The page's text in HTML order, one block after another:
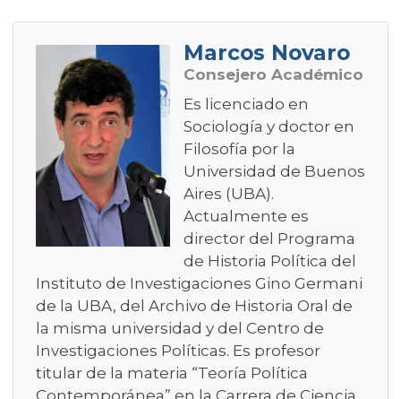
Marcos Novaro
Consejero Académico
Es licenciado en
Sociología y doctor en
Filosofía por la
Universidad de Buenos
Aires (UBA).
Actualmente es
director del Programa
de Historia Política del
Instituto de Investigaciones Gino Germani
de la UBA, del Archivo de Historia Oral de
la misma universidad y del Centro de
Investigaciones Políticas. Es profesor
titular de la materia “Teoría Política
Contemporánea” en la Carrera de Ciencia